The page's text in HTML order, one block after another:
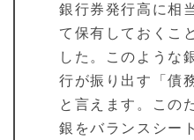
銀行券発行高に相
て保有しておくこ
した。このような
行が振り出す「債
と言えます。この
銀をバランスシー